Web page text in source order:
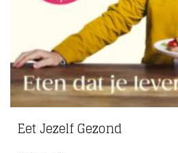
Eet Jezelf Gezond